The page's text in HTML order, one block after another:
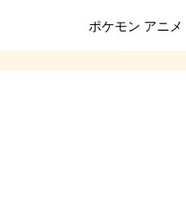
ポケモン アニメ